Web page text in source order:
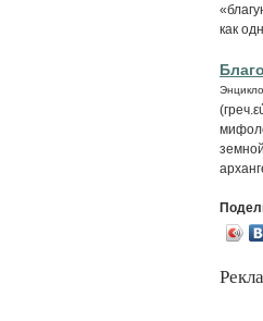
как